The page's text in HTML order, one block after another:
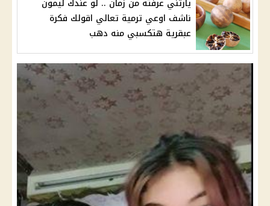
يارتني عرفته من زمان .. لو عندك ليمون
ناشف اوعي ترمية تعالي اقولك فكرة
عبقرية هتكسبي منه دهب